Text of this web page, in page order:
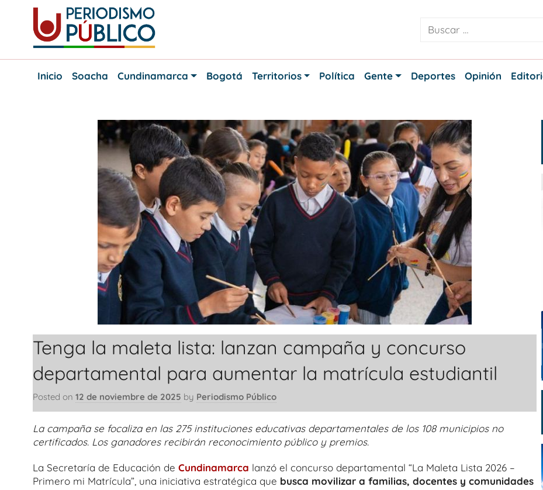
content
Periodismo
Noticias
Inicio
Soacha Cundinamarca Bogotá Territorios Política Gente Deportes Opinión
Tenga la maleta lista: lanzan campaña y concurso
departamental para aumentar la matrícula estudiantil
Posted on 12 de noviembre de 2025 by Periodismo Público
La campaña se focaliza en las 275 instituciones educativas departamentales de los 108 municipios no
certificados. Los ganadores recibirán reconocimiento público y premios.
La Secretaría de Educación de Cundinamarca lanzó el concurso departamental “La Maleta Lista 2026 –
Primero mi Matrícula”, una iniciativa estratégica que busca movilizar a familias, docentes y comunidades